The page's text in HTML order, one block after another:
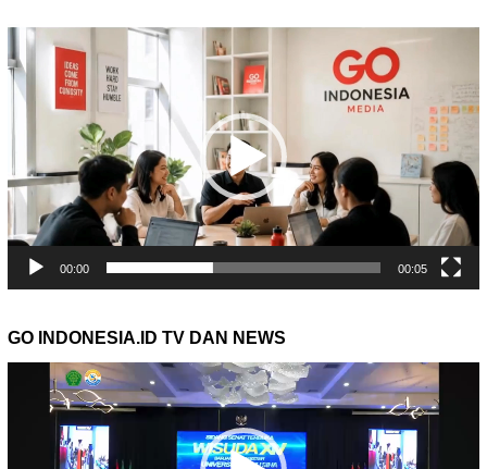
Pemutar
Video
00:00 00:05
GO INDONESIA.ID TV DAN NEWS
Pemutar